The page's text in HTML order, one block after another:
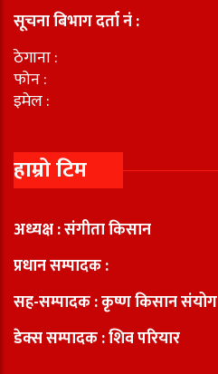
सूचना बिभाग दर्ता नं :
ठेगाना :
फोन :
इमेल :
हाम्रो टिम
अध्यक्ष : संगीता किसान
प्रधान सम्पादक :
सह-सम्पादक : कृष्ण किसान संयोग
डेक्स सम्पादक : शिव परियार